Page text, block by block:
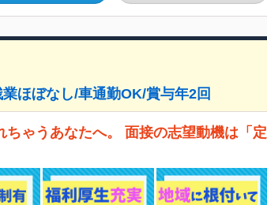
ほぼなし/車通勤OK/賞与年2回
ゃうあなたへ。 面接の志望動機は「定